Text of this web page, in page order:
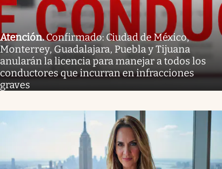
Atención.Confirmado: Ciudad de México,
Monterrey, Guadalajara, Puebla y Tijuana
anularán la licencia para manejar a todos los
conductores que incurran en infracciones
graves